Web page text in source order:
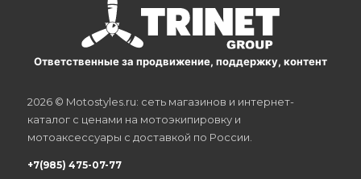
Ответственные за продвижение, поддержку, контент
2026 © Motostyles.ru: сеть магазинов и интернет-
каталог с ценами на мотоэкипировку и
мотоаксессуары с доставкой по России.
+7(985) 475-07-77